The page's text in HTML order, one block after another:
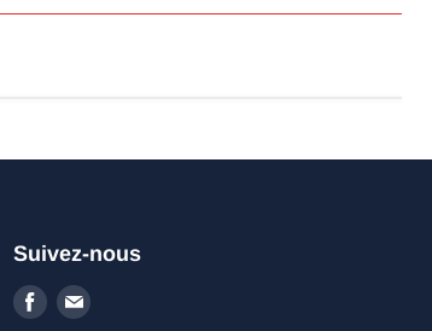
Suivez-nous
Trouvez-Trouvez-